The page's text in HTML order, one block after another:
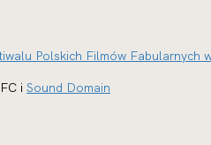
Polskich Filmów Fabularnych
i Sound Domain